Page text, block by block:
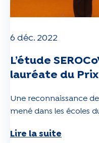
6 déc. 2022
L’étude
lauréate du
Une reconnaissance
mené dans les écoles
Lire la suite